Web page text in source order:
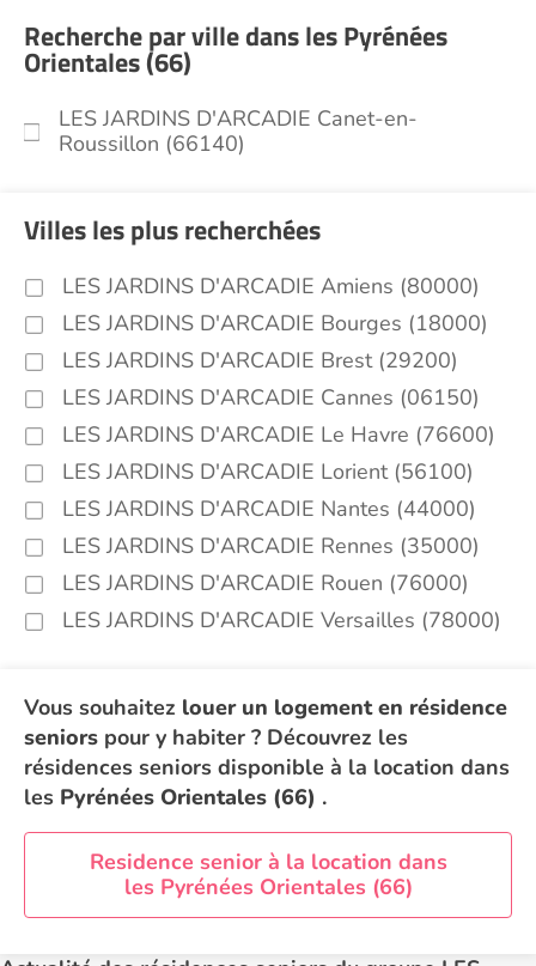
Recherche par ville dans les Pyrénées
Orientales (66)
LES JARDINS D'ARCADIE Canet-en-
Roussillon (66140)
Villes les plus recherchées
LES JARDINS D'ARCADIE Amiens (80000)
LES JARDINS D'ARCADIE Bourges (18000)
LES JARDINS D'ARCADIE Brest (29200)
LES JARDINS D'ARCADIE Cannes (06150)
LES JARDINS D'ARCADIE Le Havre (76600)
LES JARDINS D'ARCADIE Lorient (56100)
LES JARDINS D'ARCADIE Nantes (44000)
LES JARDINS D'ARCADIE Rennes (35000)
LES JARDINS D'ARCADIE Rouen (76000)
LES JARDINS D'ARCADIE Versailles (78000)
Vous souhaitez louer un logement en résidence
seniors pour y habiter ? Découvrez les
résidences seniors disponible à la location dans
les Pyrénées Orientales (66) .
Residence senior à la location dans
les Pyrénées Orientales (66)